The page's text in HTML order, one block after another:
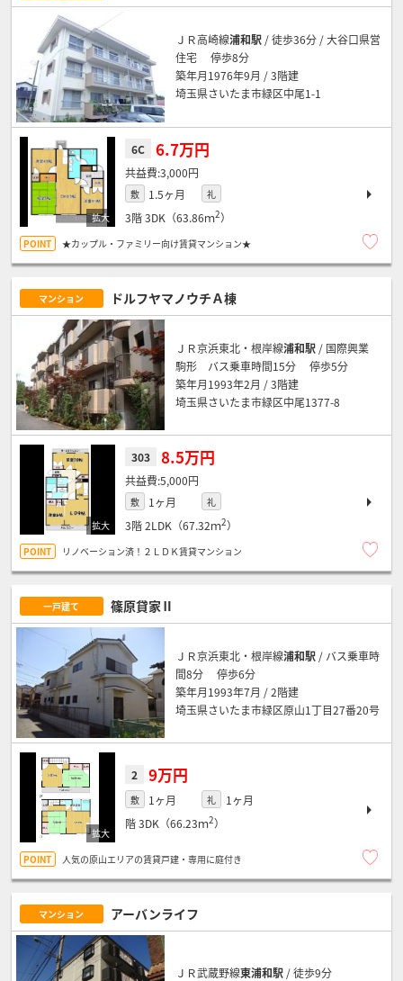
ＪＲ高崎線浦和駅 / 徒歩36分 / 大谷口県営
住宅 停歩8分
築年月1976年9月 / 3階建
埼玉県さいたま市緑区中尾1-1
6C 6.7万円
3,000円
敷 1.5ヶ月 礼
3階3DK（63.86ｍ2）
★カップル・ファミリー向け賃貸マンション★
マンション ドルフヤマノウチＡ棟
ＪＲ京浜東北・根岸線浦和駅 / 国際興業
駒形 バス乗車時間15分 停歩5分
築年月1993年2月 / 3階建
埼玉県さいたま市緑区中尾1377-8
303 8.5万円
5,000円
敷 1ヶ月 礼
3階2LDK（67.32ｍ2）
リノベーション済！２ＬＤＫ賃貸マンション
一戸建て 篠原貸家Ⅱ
ＪＲ京浜東北・根岸線浦和駅 / バス乗車時
間8分 停歩6分
築年月1993年7月 / 2階建
埼玉県さいたま市緑区原山1丁目27番20号
2 9万円
敷 1ヶ月 礼
1ヶ月
階3DK（66.23ｍ2）
人気の原山エリアの賃貸戸建・専用に庭付き
マンション アーバンライフ
ＪＲ武蔵野線東浦和駅 / 徒歩9分